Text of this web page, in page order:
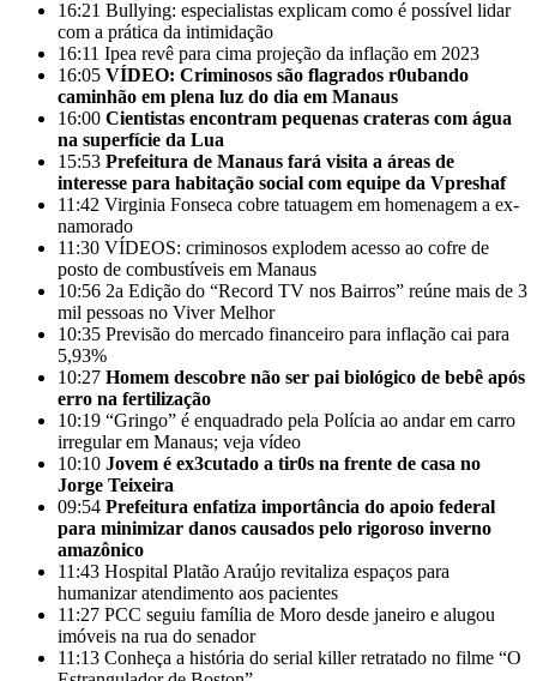
16:21 Bullying: especialistas explicam como é possível lidar
com a prática da intimidação
16:11 Ipea revê para cima projeção da inflação em 2023
16:05 VÍDEO: Criminosos são flagrados r0ubando
caminhão em plena luz do dia em Manaus
16:00 Cientistas encontram pequenas crateras com água
na superfície da Lua
15:53 Prefeitura de Manaus fará visita a áreas de
interesse para habitação social com equipe da Vpreshaf
11:42 Virginia Fonseca cobre tatuagem em homenagem a ex-
namorado
11:30 VÍDEOS: criminosos explodem acesso ao cofre de
posto de combustíveis em Manaus
10:56 2a Edição do “Record TV nos Bairros” reúne mais de 3
mil pessoas no Viver Melhor
10:35 Previsão do mercado financeiro para inflação cai para
5,93%
10:27 Homem descobre não ser pai biológico de bebê após
erro na fertilização
10:19 “Gringo” é enquadrado pela Polícia ao andar em carro
irregular em Manaus; veja vídeo
10:10 Jovem é ex3cutado a tir0s na frente de casa no
Jorge Teixeira
09:54 Prefeitura enfatiza importância do apoio federal
para minimizar danos causados pelo rigoroso inverno
amazônico
11:43 Hospital Platão Araújo revitaliza espaços para
humanizar atendimento aos pacientes
11:27 PCC seguiu família de Moro desde janeiro e alugou
imóveis na rua do senador
11:13 Conheça a história do serial killer retratado no filme “O